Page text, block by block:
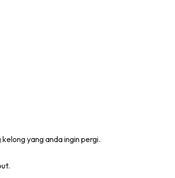
yang anda ingin pergi.